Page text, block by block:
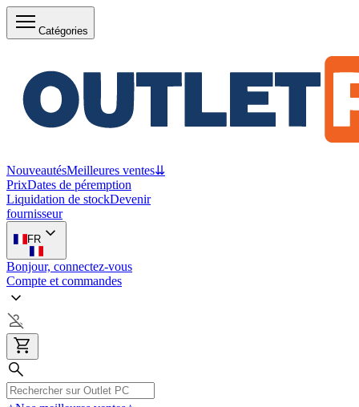
Catégories
NouveautésMeilleures ventes⇊
PrixDates de péremption
Liquidation de stockDevenir
fournisseur
FR
Bonjour, connectez-vous
Compte et commandes